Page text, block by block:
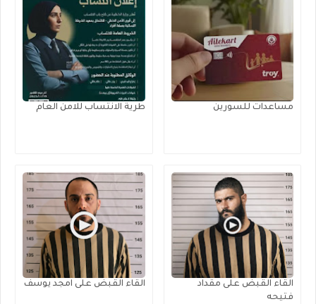
مساعدات للسورين طرية الانتساب للامن العام
القاء القبض على مقداد
فتيحه
القاء القبض على امجد يوسف